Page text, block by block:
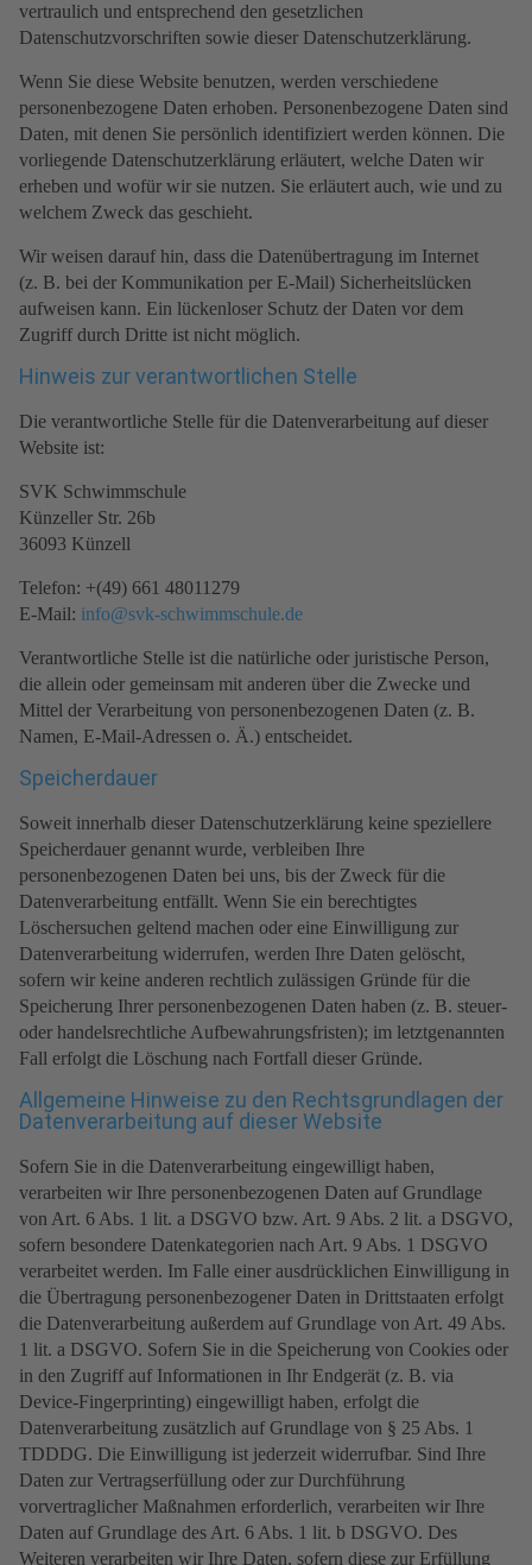
vertraulich und entsprechend den gesetzlichen
Datenschutzvorschriften sowie dieser Datenschutzerklärung.
Wenn Sie diese Website benutzen, werden verschiedene
personenbezogene Daten erhoben. Personenbezogene Daten sind
Daten, mit denen Sie persönlich identifiziert werden können. Die
vorliegende Datenschutzerklärung erläutert, welche Daten wir
erheben und wofür wir sie nutzen. Sie erläutert auch, wie und zu
welchem Zweck das geschieht.
Wir weisen darauf hin, dass die Datenübertragung im Internet
(z. B. bei der Kommunikation per E-Mail) Sicherheitslücken
aufweisen kann. Ein lückenloser Schutz der Daten vor dem
Zugriff durch Dritte ist nicht möglich.
Hinweis zur verantwortlichen Stelle
Die verantwortliche Stelle für die Datenverarbeitung auf dieser
Website ist:
SVK Schwimmschule
Künzeller Str. 26b
36093 Künzell
Telefon: +(49) 661 48011279
E-Mail: info@svk-schwimmschule.de
Verantwortliche Stelle ist die natürliche oder juristische Person,
die allein oder gemeinsam mit anderen über die Zwecke und
Mittel der Verarbeitung von personenbezogenen Daten (z. B.
Namen, E-Mail-Adressen o. Ä.) entscheidet.
Speicherdauer
Soweit innerhalb dieser Datenschutzerklärung keine speziellere
Speicherdauer genannt wurde, verbleiben Ihre
personenbezogenen Daten bei uns, bis der Zweck für die
Datenverarbeitung entfällt. Wenn Sie ein berechtigtes
Löschersuchen geltend machen oder eine Einwilligung zur
Datenverarbeitung widerrufen, werden Ihre Daten gelöscht,
sofern wir keine anderen rechtlich zulässigen Gründe für die
Speicherung Ihrer personenbezogenen Daten haben (z. B. steuer-
oder handelsrechtliche Aufbewahrungsfristen); im letztgenannten
Fall erfolgt die Löschung nach Fortfall dieser Gründe.
Allgemeine Hinweise zu den Rechtsgrundlagen der
Datenverarbeitung auf dieser Website
Sofern Sie in die Datenverarbeitung eingewilligt haben,
verarbeiten wir Ihre personenbezogenen Daten auf Grundlage
von Art. 6 Abs. 1 lit. a DSGVO bzw. Art. 9 Abs. 2 lit. a DSGVO,
sofern besondere Datenkategorien nach Art. 9 Abs. 1 DSGVO
verarbeitet werden. Im Falle einer ausdrücklichen Einwilligung in
die Übertragung personenbezogener Daten in Drittstaaten erfolgt
die Datenverarbeitung außerdem auf Grundlage von Art. 49 Abs.
1 lit. a DSGVO. Sofern Sie in die Speicherung von Cookies oder
in den Zugriff auf Informationen in Ihr Endgerät (z. B. via
Device-Fingerprinting) eingewilligt haben, erfolgt die
Datenverarbeitung zusätzlich auf Grundlage von § 25 Abs. 1
TDDDG. Die Einwilligung ist jederzeit widerrufbar. Sind Ihre
Daten zur Vertragserfüllung oder zur Durchführung
vorvertraglicher Maßnahmen erforderlich, verarbeiten wir Ihre
Daten auf Grundlage des Art. 6 Abs. 1 lit. b DSGVO. Des
Weiteren verarbeiten wir Ihre Daten, sofern diese zur Erfüllung